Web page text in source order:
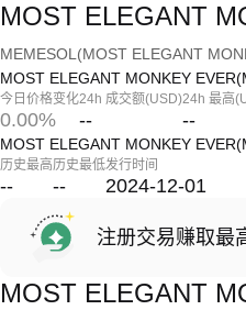
MOST ELEGANT
MEMESOL(MOST ELEGANT
MOST ELEGANT MONKEY
今日价格变化
0.00%
24h 成交额(USD)
--
24h 最高
--
MOST ELEGANT MONKEY
历史最高
--
历史最低
--
发行时间
2024-12-01
注册交易赚取最
MOST ELEGANT